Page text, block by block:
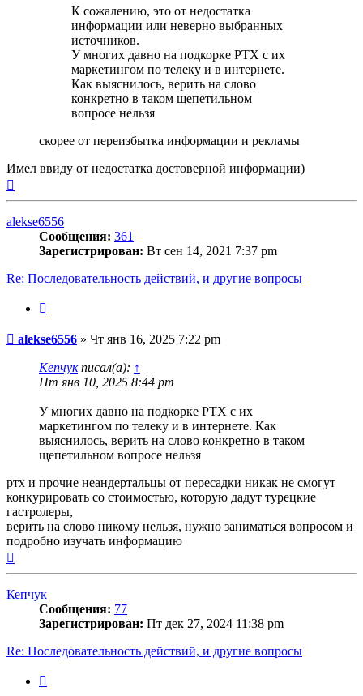
К сожалению, это от недостатка
информации или неверно выбранных
источников.
У многих давно на подкорке РТХ с их
маркетингом по телеку и в интернете.
Как выяснилось, верить на слово
конкретно в таком щепетильном
вопросе нельзя
скорее от переизбытка информации и рекламы
Имел ввиду от недостатка достоверной информации)
alekse6556
Сообщения: 361
Зарегистрирован: Вт сен 14, 2021 7:37 pm
Re: Последовательность действий, и другие вопросы
Сообщение
alekse6556 » Чт янв 16, 2025 7:22 pm
Кепчукписал(а): ↑
Пт янв 10, 2025 8:44 pm
У многих давно на подкорке РТХ с их
маркетингом по телеку и в интернете. Как
выяснилось, верить на слово конкретно в таком
щепетильном вопросе нельзя
ртх и прочие неандертальцы от пересадки никак не смогут
конкурировать со стоимостью, которую дадут турецкие
гастролеры,
верить на слово никому нельзя, нужно заниматься вопросом и
подробно изучать информацию
Кепчук
Сообщения: 77
Зарегистрирован: Пт дек 27, 2024 11:38 pm
Re: Последовательность действий, и другие вопросы